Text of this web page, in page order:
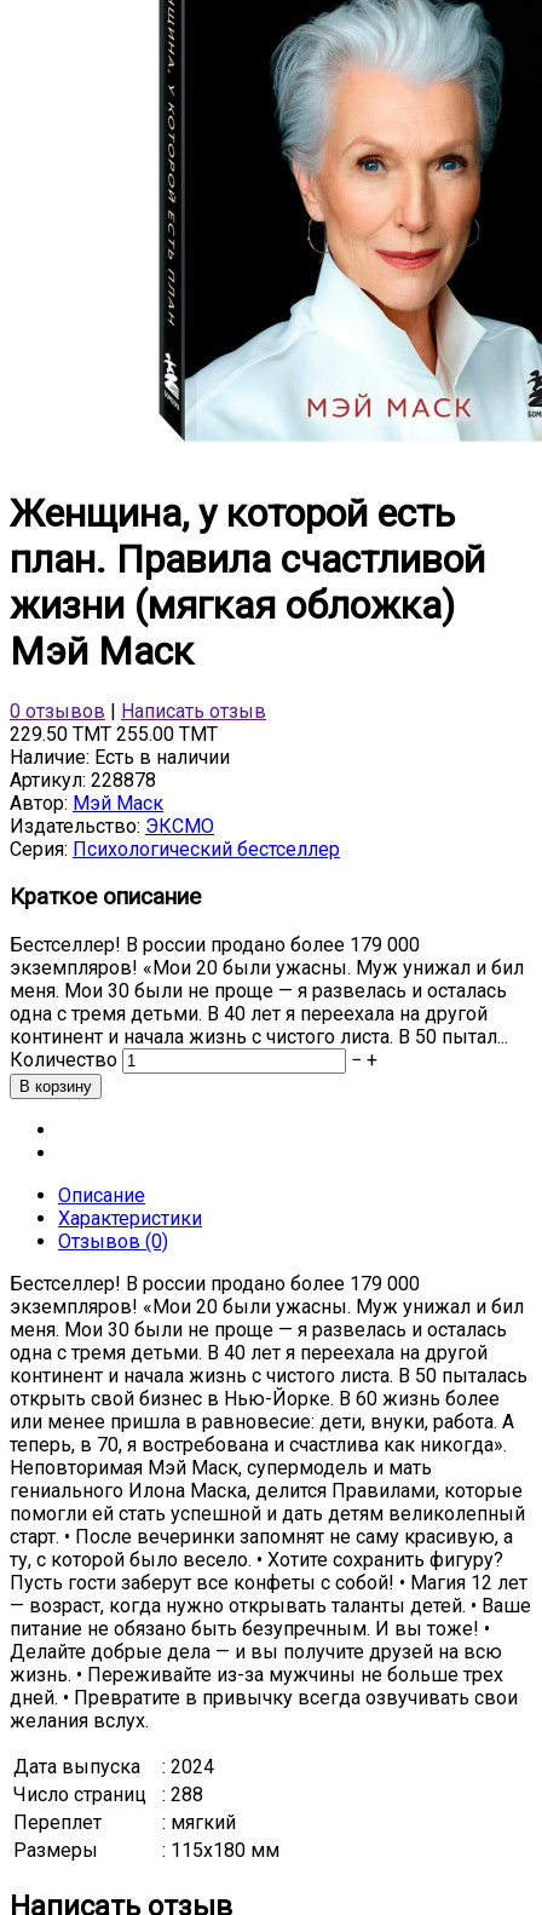
Женщина, у которой есть
план. Правила счастливой
жизни (мягкая обложка)
Мэй Маск
0 отзывов
Написать отзыв
229.50 TMT 255.00 TMT
Наличие: Есть в наличии
Артикул: 228878
Автор: Мэй Маск
Издательство: ЭКСМО
Серия: Психологический бестселлер
Краткое описание
Бестселлер! В россии продано более 179 000
экземпляров! «Мои 20 были ужасны. Муж унижал и бил
меня. Мои 30 были не проще — я развелась и осталась
одна с тремя детьми. В 40 лет я переехала на другой
континент и начала жизнь с чистого листа. В 50 пытал...
Количество
− +
Описание
Характеристики
Отзывов (0)
Бестселлер! В россии продано более 179 000
экземпляров! «Мои 20 были ужасны. Муж унижал и бил
меня. Мои 30 были не проще — я развелась и осталась
одна с тремя детьми. В 40 лет я переехала на другой
континент и начала жизнь с чистого листа. В 50 пыталась
открыть свой бизнес в Нью-Йорке. В 60 жизнь более
или менее пришла в равновесие: дети, внуки, работа. А
теперь, в 70, я востребована и счастлива как никогда».
Неповторимая Мэй Маск, супермодель и мать
гениального Илона Маска, делится Правилами, которые
помогли ей стать успешной и дать детям великолепный
старт. • После вечеринки запомнят не саму красивую, а
ту, с которой было весело. • Хотите сохранить фигуру?
Пусть гости заберут все конфеты с собой! • Магия 12 лет
— возраст, когда нужно открывать таланты детей. • Ваше
питание не обязано быть безупречным. И вы тоже! •
Делайте добрые дела — и вы получите друзей на всю
жизнь. • Переживайте из-за мужчины не больше трех
дней. • Превратите в привычку всегда озвучивать свои
желания вслух.
Дата выпуска
: 2024
Число страниц
: 288
Переплет
: мягкий
Размеры
: 115x180 мм
Написать отзыв